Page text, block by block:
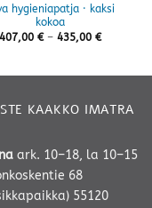
hygieniapatja · kaksi
kokoa
407,00 € – 435,00 €
KAAKKO IMATRA
ark. 10–18, la 10–15
68
55120